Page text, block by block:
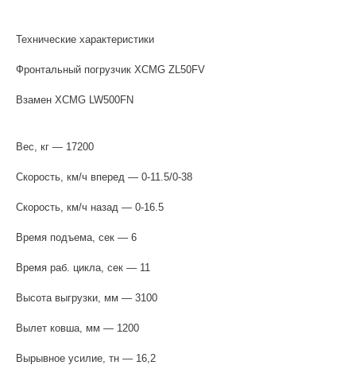
Технические характеристики
Фронтальный погрузчик XCMG ZL50FV
Взамен XCMG LW500FN
Вес, кг — 17200
Скорость, км/ч вперед — 0-11.5/0-38
Скорость, км/ч назад — 0-16.5
Время подъема, сек — 6
Время раб. цикла, сек — 11
Высота выгрузки, мм — 3100
Вылет ковша, мм — 1200
Вырывное усилие, тн — 16,2